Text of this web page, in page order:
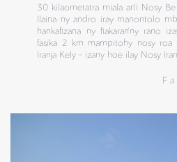
30 kilaometatra miala an'i Nosy
Ilaina ny andro iray manontolo
hankafizana ny fiakaran'ny rano
fasika 2 km mampitohy nosy roa
Iranja Kely - izany hoe ilay Nosy